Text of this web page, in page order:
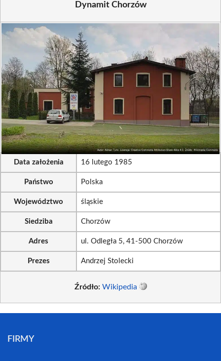
Dynamit Chorzów
Data założenia 16 lutego 1985
Państwo Polska
Województwo śląskie
Siedziba Chorzów
Adres ul. Odległa 5, 41-500 Chorzów
Prezes Andrzej Stolecki
Źródło: Wikipedia
FIRMY